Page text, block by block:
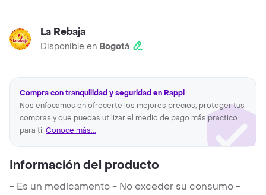
La Rebaja
Disponible en Bogotá
Compra con tranquilidad y seguridad en Rappi
Nos enfocamos en ofrecerte los mejores precios, proteger tus
compras y que puedas utilizar el medio de pago más practico
para ti. Conoce más...
Información del producto
- Es un medicamento - No exceder su consumo -